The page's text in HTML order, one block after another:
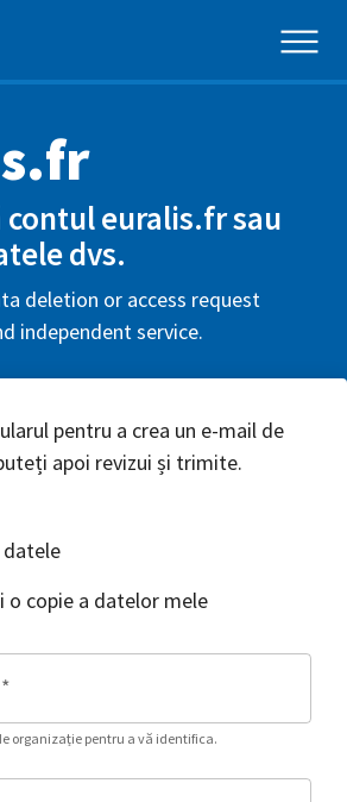
euralis.fr sau
dvs.
deletion or access request
independent service.
pentru a crea un e-mail de
apoi revizui și trimite.
copie a datelor mele
*
organizație pentru a vă identifica.